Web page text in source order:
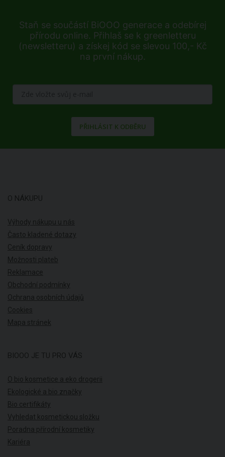
Staň se součástí BiOOO generace a odebírej
přírodu online. Přihlaš se k greenletteru
(newsletteru) a získej kód se slevou 100,- Kč
na první nákup.
PŘIHLÁSIT K ODBĚRU
O NÁKUPU
Výhody nákupu u nás
Často kladené dotazy
Ceník dopravy
Možnosti plateb
Reklamace
Obchodní podmínky
Ochrana osobních údajů
Cookies
Mapa stránek
BIOOO JE TU PRO VÁS
O bio kosmetice a eko drogerii
Ekologické a bio značky
Bio certifikáty
Vyhledat kosmetickou složku
Poradna přírodní kosmetiky
Kariéra